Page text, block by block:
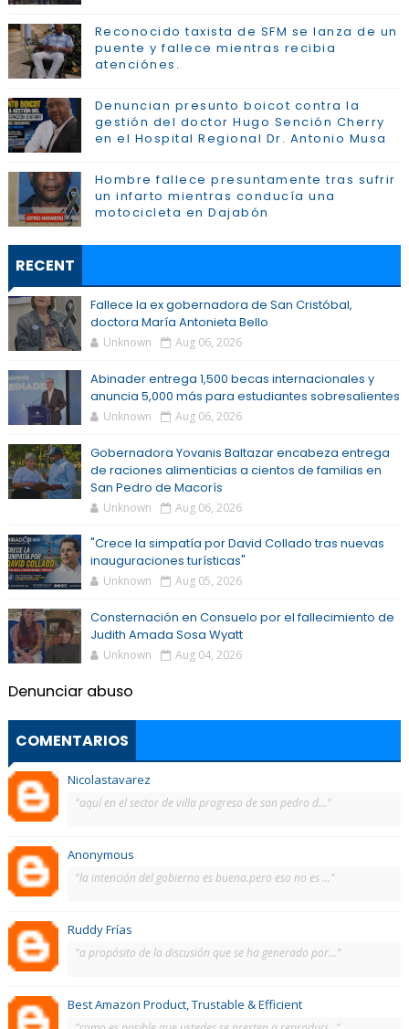
Reconocido taxista de SFM se lanza de un
puente y fallece mientras recibia
atenciónes.
Denuncian presunto boicot contra la
gestión del doctor Hugo Sención Cherry
en el Hospital Regional Dr. Antonio Musa
Hombre fallece presuntamente tras sufrir
un infarto mientras conducía una
motocicleta en Dajabón
RECENT
Fallece la ex gobernadora de San Cristóbal,
doctora María Antonieta Bello
Unknown Aug 06, 2026
Abinader entrega 1,500 becas internacionales y
anuncia 5,000 más para estudiantes sobresalientes
Unknown Aug 06, 2026
Gobernadora Yovanis Baltazar encabeza entrega
de raciones alimenticias a cientos de familias en
San Pedro de Macorís
Unknown Aug 06, 2026
"Crece la simpatía por David Collado tras nuevas
inauguraciones turísticas"
Unknown Aug 05, 2026
Consternación en Consuelo por el fallecimiento de
Judith Amada Sosa Wyatt
Unknown Aug 04, 2026
Denunciar abuso
COMENTARIOS
Nicolastavarez
"aquí en el sector de villa progreso de san pedro d..."
Anonymous
"la intención del gobierno es buena.pero eso no es ..."
Ruddy Frías
"a propósito de la discusión que se ha generado por..."
Best Amazon Product, Trustable & Efficient